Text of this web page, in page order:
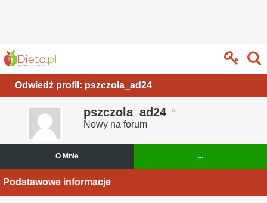
Odwiedź profil: pszczola_ad24
pszczola_ad24
Nowy na forum
O Mnie ...
Podstawowe informacje